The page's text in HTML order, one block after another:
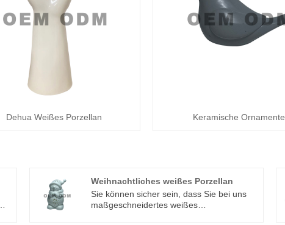
Dehua Weißes Porzellan Keramische Ornamente
Weihnachtliches weißes Porzellan
Sie können sicher sein, dass Sie bei uns
maßgeschneidertes weißes